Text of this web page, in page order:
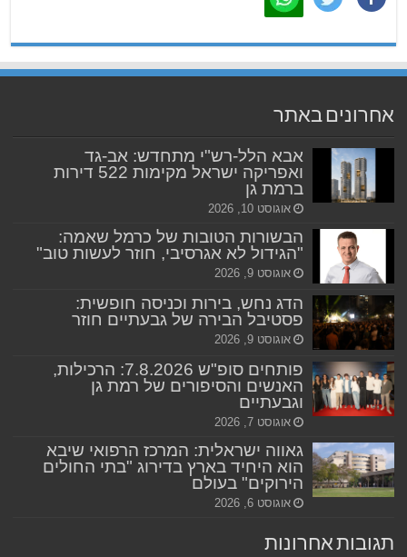
אחרונים באתר
אבא הלל-רש"י מתחדש: אב-גד
ואפריקה ישראל מקימות 522 דירות
ברמת גן
אוגוסט 10, 2026
הבשורות הטובות של כרמל שאמה:
"הגידול לא אגרסיבי, חוזר לעשות טוב"
אוגוסט 9, 2026
הדג נחש, בירות וכניסה חופשית:
פסטיבל הבירה של גבעתיים חוזר
אוגוסט 9, 2026
פותחים סופ"ש 7.8.2026: הרכילות,
האנשים והסיפורים של רמת גן
וגבעתיים
אוגוסט 7, 2026
גאווה ישראלית: המרכז הרפואי שיבא
הוא היחיד בארץ בדירוג "בתי החולים
הירוקים" בעולם
אוגוסט 6, 2026
תגובות אחרונות